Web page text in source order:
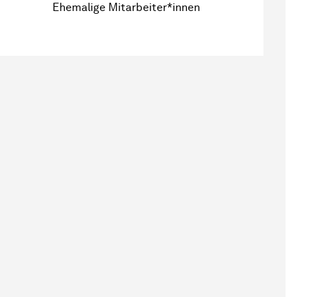
Ehemalige Mitarbeiter*innen